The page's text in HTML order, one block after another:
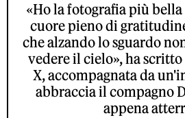
«Ho la fotografia più
cuore pieno di
che alzando lo sguardo
vedere il cielo», ha
X, accompagnata da
abbraccia il compagno
appena